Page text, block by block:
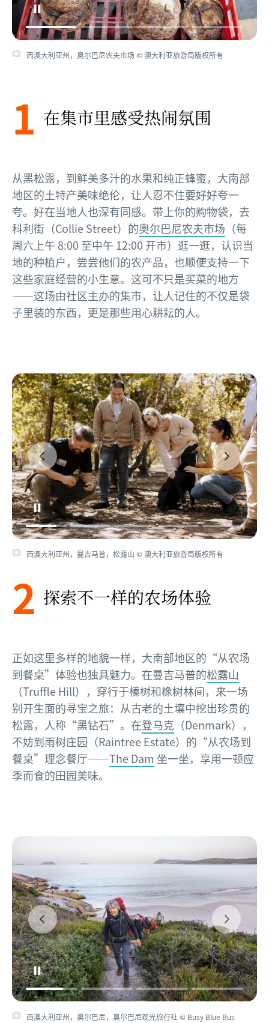
西澳大利亚州，奥尔巴尼农夫市场 © 澳大利亚旅游局版权所有
1 在集市里感受热闹氛围
从黑松露，到鲜美多汁的水果和纯正蜂蜜，大南部
地区的土特产美味绝伦，让人忍不住要好好夸一
夸。好在当地人也深有同感。带上你的购物袋，去
科利街（Collie Street）的奥尔巴尼农夫市场 （每
周六上午 8:00 至中午 12:00 开市）逛一逛，认识当
地的种植户，尝尝他们的农产品，也顺便支持一下
这些家庭经营的小生意。这可不只是买菜的地方
——这场由社区主办的集市，让人记住的不仅是袋
子里装的东西，更是那些用心耕耘的人。
西澳大利亚州，曼吉马普，松露山 © 澳大利亚旅游局版权所有
2 探索不一样的农场体验
正如这里多样的地貌一样，大南部地区的“从农场
到餐桌”体验也独具魅力。在曼吉马普的松露山
（Truffle Hill），穿行于榛树和橡树林间，来一场
别开生面的寻宝之旅：从古老的土壤中挖出珍贵的
松露，人称“黑钻石”。在登马克 （Denmark），
不妨到雨树庄园（Raintree Estate）的“从农场到
餐桌”理念餐厅——The Dam 坐一坐，享用一顿应
季而食的田园美味。
西澳大利亚州，奥尔巴尼，奥尔巴尼观光旅行社 © Busy Blue Bus